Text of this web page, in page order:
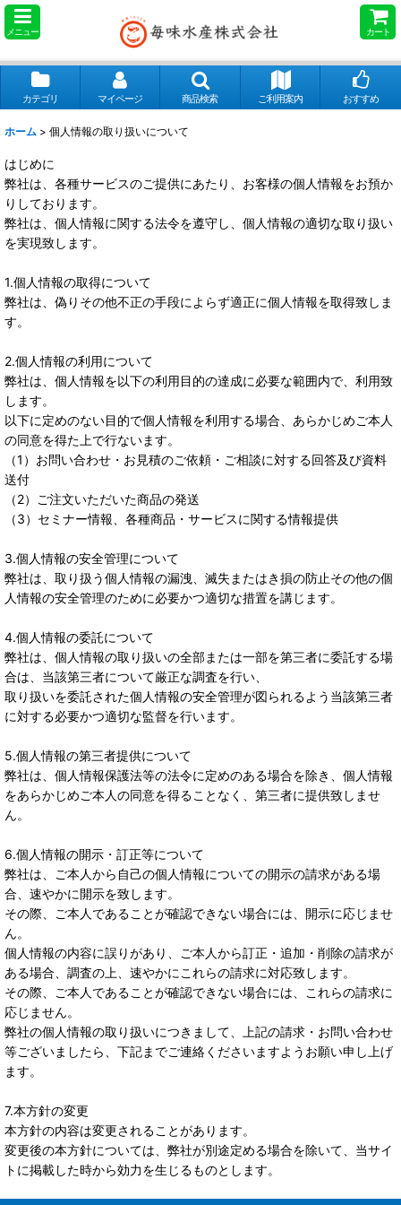
メニュー カート
カテゴリ マイページ 商品検索 ご利用案内 おすすめ
ホーム > 個人情報の取り扱いについて
はじめに
弊社は、各種サービスのご提供にあたり、お客様の個人情報をお預か
りしております。
弊社は、個人情報に関する法令を遵守し、個人情報の適切な取り扱い
を実現致します。
1.個人情報の取得について
弊社は、偽りその他不正の手段によらず適正に個人情報を取得致しま
す。
2.個人情報の利用について
弊社は、個人情報を以下の利用目的の達成に必要な範囲内で、利用致
します。
以下に定めのない目的で個人情報を利用する場合、あらかじめご本人
の同意を得た上で行ないます。
（1）お問い合わせ・お見積のご依頼・ご相談に対する回答及び資料
送付
（2）ご注文いただいた商品の発送
（3）セミナー情報、各種商品・サービスに関する情報提供
3.個人情報の安全管理について
弊社は、取り扱う個人情報の漏洩、滅失またはき損の防止その他の個
人情報の安全管理のために必要かつ適切な措置を講じます。
4.個人情報の委託について
弊社は、個人情報の取り扱いの全部または一部を第三者に委託する場
合は、当該第三者について厳正な調査を行い、
取り扱いを委託された個人情報の安全管理が図られるよう当該第三者
に対する必要かつ適切な監督を行います。
5.個人情報の第三者提供について
弊社は、個人情報保護法等の法令に定めのある場合を除き、個人情報
をあらかじめご本人の同意を得ることなく、第三者に提供致しませ
ん。
6.個人情報の開示・訂正等について
弊社は、ご本人から自己の個人情報についての開示の請求がある場
合、速やかに開示を致します。
その際、ご本人であることが確認できない場合には、開示に応じませ
ん。
個人情報の内容に誤りがあり、ご本人から訂正・追加・削除の請求が
ある場合、調査の上、速やかにこれらの請求に対応致します。
その際、ご本人であることが確認できない場合には、これらの請求に
応じません。
弊社の個人情報の取り扱いにつきまして、上記の請求・お問い合わせ
等ございましたら、下記までご連絡くださいますようお願い申し上げ
ます。
7.本方針の変更
本方針の内容は変更されることがあります。
変更後の本方針については、弊社が別途定める場合を除いて、当サイ
トに掲載した時から効力を生じるものとします。